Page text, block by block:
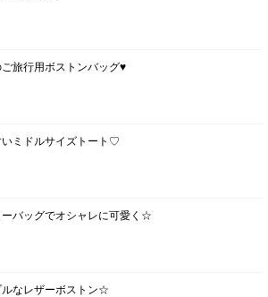
旅行用ボストンバッグ♥
いミドルサイズトート♡
バッグでオシャレに可愛く☆
なレザーボストン☆